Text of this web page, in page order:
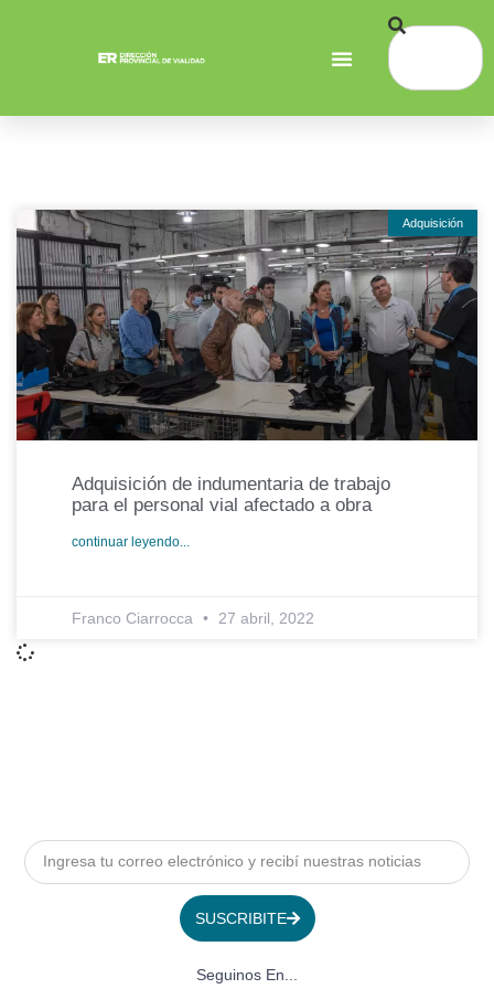
Adquisición
Adquisición de indumentaria de trabajo
para el personal vial afectado a obra
continuar leyendo...
Franco Ciarrocca 27 abril, 2022
SUSCRIBITE
Seguinos En...